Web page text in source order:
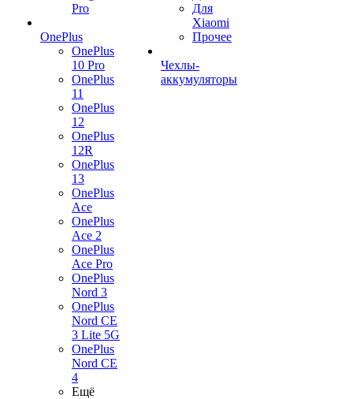
Pro
OnePlus
OnePlus
10 Pro
OnePlus
11
OnePlus
12
OnePlus
12R
OnePlus
13
OnePlus
Ace
OnePlus
Ace 2
OnePlus
Ace Pro
OnePlus
Nord 3
OnePlus
Nord CE
3 Lite 5G
OnePlus
Nord CE
4
Ещё
Для
Xiaomi
Прочее
Чехлы-
аккумуляторы